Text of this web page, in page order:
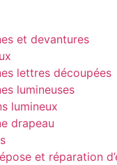
et devantures
lettres découpées
lumineuses
lumineux
drapeau
et réparation